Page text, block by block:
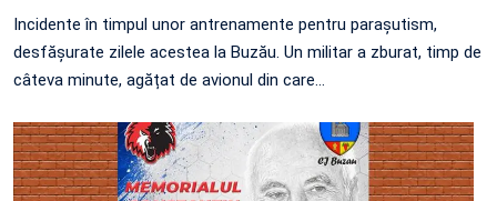
Incidente în timpul unor antrenamente pentru parașutism,
desfășurate zilele acestea la Buzău. Un militar a zburat, timp de
câteva minute, agățat de avionul din care…